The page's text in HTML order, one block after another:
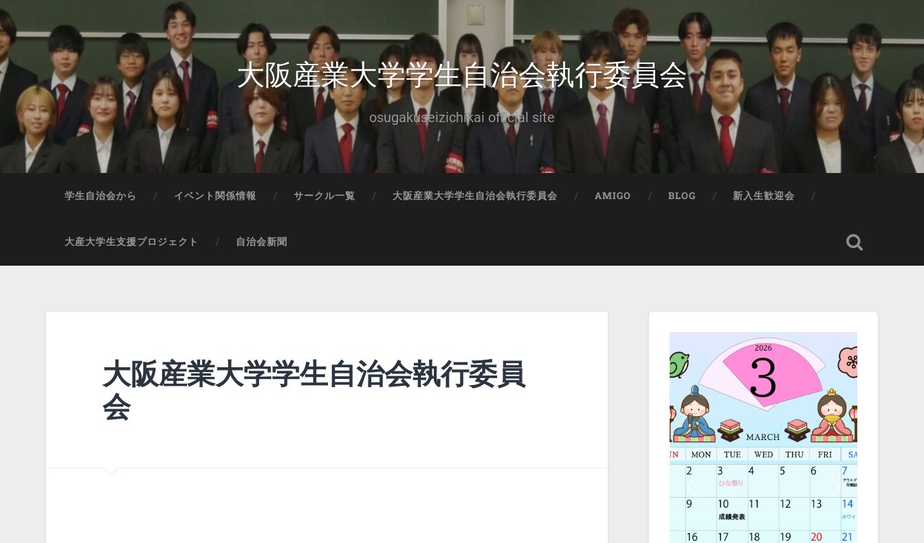
大阪産業大学学生自治会執行委員会
osugakuseizichikai official site
学生自治会から イベント関係情報 サークル一覧 大阪産業大学学生自治会執行委員会 AMIGO BLOG 新入生歓迎会
大産大学生支援プロジェクト 自治会新聞
大阪産業大学学生自治会執行委員
会